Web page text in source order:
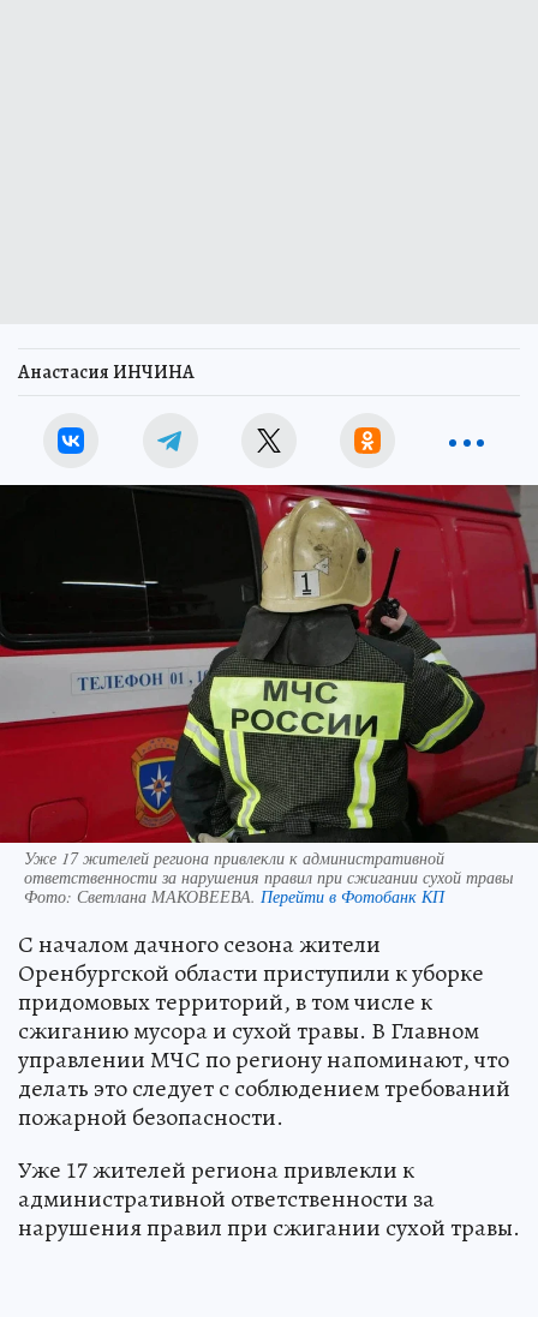
Анастасия ИНЧИНА
Уже 17 жителей региона привлекли к административной
ответственности за нарушения правил при сжигании сухой травы
Фото: Светлана МАКОВЕЕВА. Перейти в Фотобанк КП
С началом дачного сезона жители
Оренбургской области приступили к уборке
придомовых территорий, в том числе к
сжиганию мусора и сухой травы. В Главном
управлении МЧС по региону напоминают, что
делать это следует с соблюдением требований
пожарной безопасности.
Уже 17 жителей региона привлекли к
административной ответственности за
нарушения правил при сжигании сухой травы.